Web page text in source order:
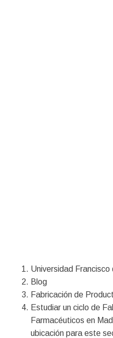
Universidad Francisco
Blog
Fabricación de
Estudiar un ciclo de
Farmacéuticos en
ubicación para este